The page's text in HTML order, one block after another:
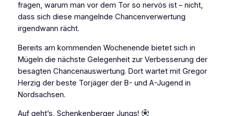
fragen, warum man vor dem Tor so nervös ist – nicht,
dass sich diese mangelnde Chancenverwertung
irgendwann rächt.
Bereits am kommenden Wochenende bietet sich in
Mügeln die nächste Gelegenheit zur Verbesserung der
besagten Chancenauswertung. Dort wartet mit Gregor
Herzig der beste Torjäger der B- und A-Jugend in
Nordsachsen.
Auf geht’s, Schenkenberger Jungs!